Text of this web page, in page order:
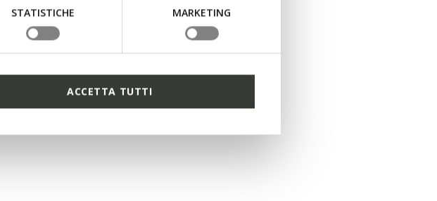
STATISTICHE MARKETING
ACCETTA TUTTI